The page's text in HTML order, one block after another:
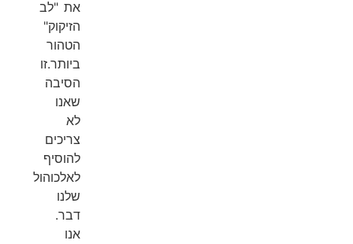
את "לב
הזיקוק"
הטהור
ביותר.זו
הסיבה
שאנו
לא
צריכים
להוסיף
לאלכוהול
שלנו
דבר.
אנו